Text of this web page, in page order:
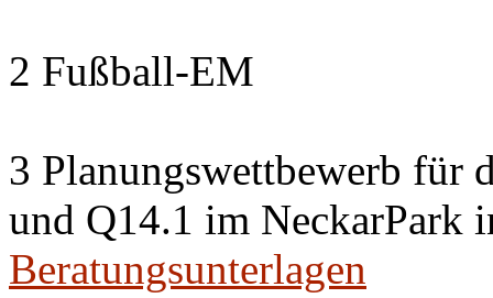
2 Fußball-EM
3 Planungswettbewerb für
und Q14.1 im NeckarPark
Beratungsunterlagen